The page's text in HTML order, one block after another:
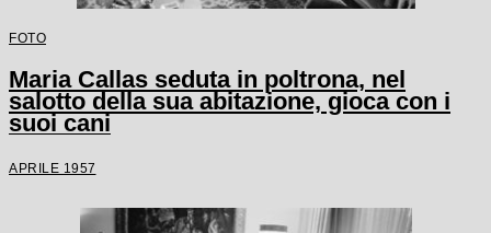
FOTO
Maria Callas seduta in poltrona, nel
salotto della sua abitazione, gioca con i
suoi cani
APRILE 1957